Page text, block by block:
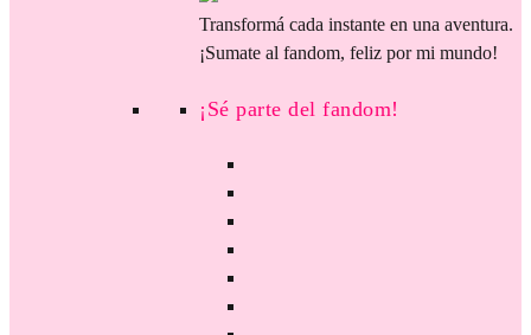
Transformá cada instante en una aventura.
¡Sumate al fandom, feliz por mi mundo!
¡Sé parte del fandom!